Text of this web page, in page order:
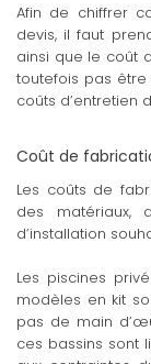
Afin de chiffrer
devis, il faut
ainsi que le coût
toutefois pas être
coûts d’entretien
Coût de
Les coûts de
des
d’installation
Les piscines
modèles en kit
pas de main
ces bassins sont